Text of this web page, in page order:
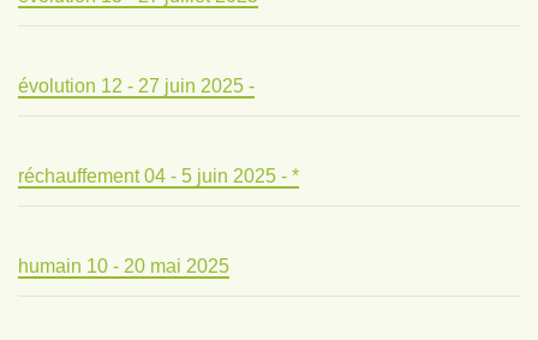
évolution 12 - 27 juin 2025 -
réchauffement 04 - 5 juin 2025 - *
humain 10 - 20 mai 2025